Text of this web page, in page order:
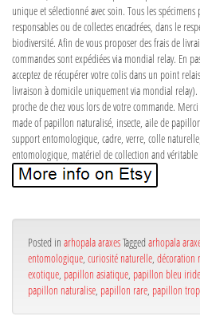
unique et sélectionné avec soin. Tous les spécimens
responsables ou de collectes encadrées, dans le
biodiversité. Afin de vous proposer des frais de
commandes sont expédiées via mondial relay. En
acceptez de récupérer votre colis dans un point
livraison à domicile uniquement via mondial
proche de chez vous lors de votre commande.
made of papillon naturalisé, insecte, aile de
support entomologique, cadre, verre, colle
entomologique, matériel de collection and
Posted in arhopala araxesTagged arhopala
entomologique, curiosité naturelle, décoration
exotique, papillon asiatique, papillon bleu
papillon naturalise, papillon rare, papillon